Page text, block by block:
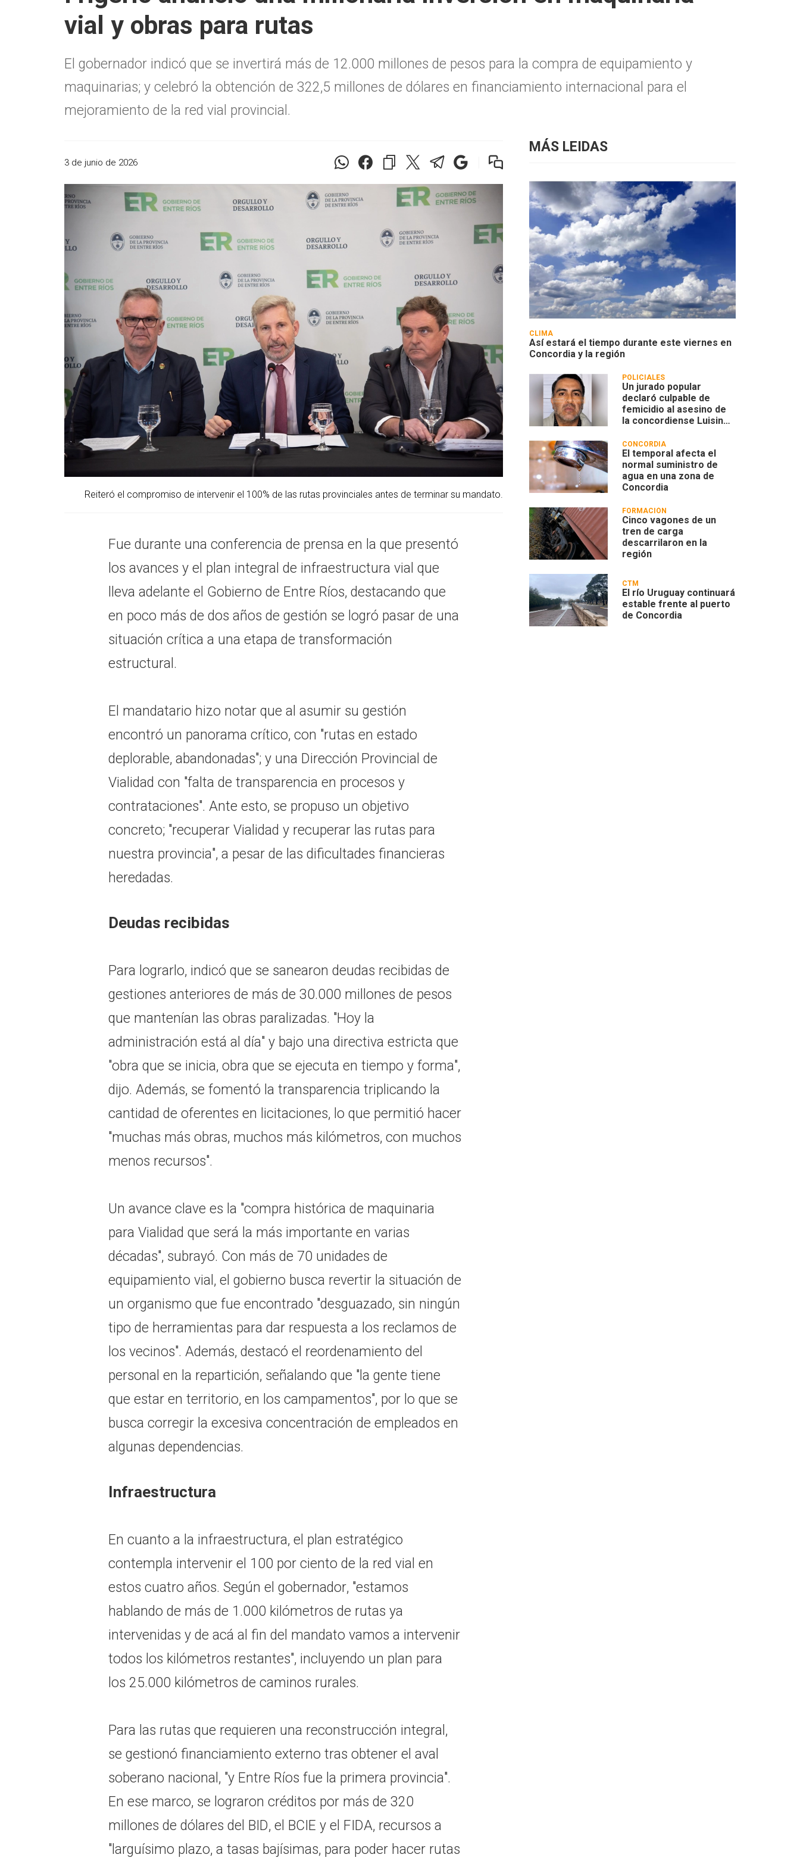
vial y obras para rutas
El gobernador indicó que se invertirá más de 12.000 millones de pesos para la compra de equipamiento y
maquinarias; y celebró la obtención de 322,5 millones de dólares en financiamiento internacional para el
mejoramiento de la red vial provincial.
3 de junio de 2026
Reiteró el compromiso de intervenir el 100% de las rutas provinciales antes de terminar su mandato.
Fue durante una conferencia de prensa en la que presentó
los avances y el plan integral de infraestructura vial que
lleva adelante el Gobierno de Entre Ríos, destacando que
en poco más de dos años de gestión se logró pasar de una
situación crítica a una etapa de transformación
estructural.
El mandatario hizo notar que al asumir su gestión
encontró un panorama crítico, con "rutas en estado
deplorable, abandonadas"; y una Dirección Provincial de
Vialidad con "falta de transparencia en procesos y
contrataciones". Ante esto, se propuso un objetivo
concreto; "recuperar Vialidad y recuperar las rutas para
nuestra provincia", a pesar de las dificultades financieras
heredadas.
Deudas recibidas
Para lograrlo, indicó que se sanearon deudas recibidas de
gestiones anteriores de más de 30.000 millones de pesos
que mantenían las obras paralizadas. "Hoy la
administración está al día" y bajo una directiva estricta que
"obra que se inicia, obra que se ejecuta en tiempo y forma",
dijo. Además, se fomentó la transparencia triplicando la
cantidad de oferentes en licitaciones, lo que permitió hacer
"muchas más obras, muchos más kilómetros, con muchos
menos recursos".
Un avance clave es la "compra histórica de maquinaria
para Vialidad que será la más importante en varias
décadas", subrayó. Con más de 70 unidades de
equipamiento vial, el gobierno busca revertir la situación de
un organismo que fue encontrado "desguazado, sin ningún
tipo de herramientas para dar respuesta a los reclamos de
los vecinos". Además, destacó el reordenamiento del
personal en la repartición, señalando que "la gente tiene
que estar en territorio, en los campamentos", por lo que se
busca corregir la excesiva concentración de empleados en
algunas dependencias.
Infraestructura
En cuanto a la infraestructura, el plan estratégico
contempla intervenir el 100 por ciento de la red vial en
estos cuatro años. Según el gobernador, "estamos
hablando de más de 1.000 kilómetros de rutas ya
intervenidas y de acá al fin del mandato vamos a intervenir
todos los kilómetros restantes", incluyendo un plan para
los 25.000 kilómetros de caminos rurales.
Para las rutas que requieren una reconstrucción integral,
se gestionó financiamiento externo tras obtener el aval
soberano nacional, "y Entre Ríos fue la primera provincia".
En ese marco, se lograron créditos por más de 320
millones de dólares del BID, el BCIE y el FIDA, recursos a
"larguísimo plazo, a tasas bajísimas, para poder hacer rutas
MÁS LEIDAS
CLIMA
Así estará el tiempo durante este viernes en
Concordia y la región
POLICIALES
Un jurado popular
declaró culpable de
femicidio al asesino de
la concordiense Luisina
CONCORDIA
El temporal afecta el
normal suministro de
agua en una zona de
Concordia
FORMACIÓN
Cinco vagones de un
tren de carga
descarrilaron en la
región
CTM
El río Uruguay continuará
estable frente al puerto
de Concordia